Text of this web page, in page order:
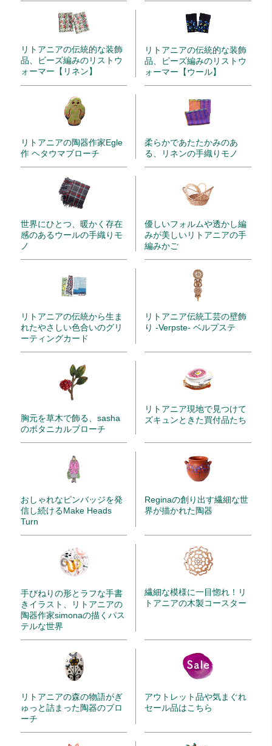
リトアニアの伝統的な装飾
品、ビーズ編みのリストウ
ォーマー【リネン】
リトアニアの伝統的な装飾
品、ビーズ編みのリストウ
ォーマー【ウール】
リトアニアの陶器作家Egle
作 ヘタウマブローチ
柔らかであたたかみのあ
る、リネンの手織りモノ
世界にひとつ、暖かく存在
感のあるウールの手織りモ
ノ
優しいフォルムや透かし編
みが美しいリトアニアの手
編みかご
リトアニアの伝統から生ま
れたやさしい色合いのグリ
ーティングカード
リトアニア伝統工芸の壁飾
り -Verpste- ベルプステ
胸元を草木で飾る、sasha
のボタニカルブローチ
リトアニア現地で見つけて
ズキュンときた買付品たち
おしゃれなピンバッジを発
信し続けるMake Heads
Turn
Reginaの創り出す繊細な世
界が描かれた陶器
手びねりの形とラフな手書
きイラスト、リトアニアの
陶器作家simonaの描くパス
テルな世界
繊細な模様に一目惚れ！リ
トアニアの木製コースター
リトアニアの森の物語がぎ
ゅっと詰まった陶器のブロ
ーチ
アウトレット品や気まぐれ
セール品はこちら